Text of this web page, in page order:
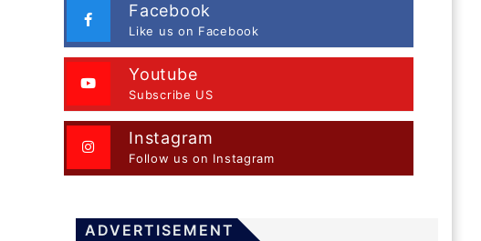
Facebook
Like us on Facebook
Youtube
Subscribe US
Instagram
Follow us on Instagram
ADVERTISEMENT